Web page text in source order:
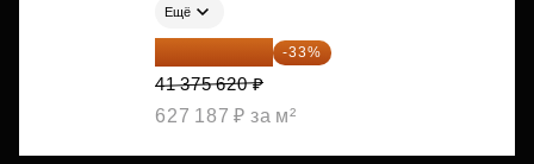
Ещё
27 721 665 ₽ -33%
41 375 620 ₽
627 187 ₽ за м²